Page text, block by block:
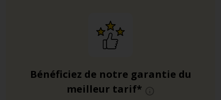
Bénéficiez de notre garantie du
meilleur tarif*